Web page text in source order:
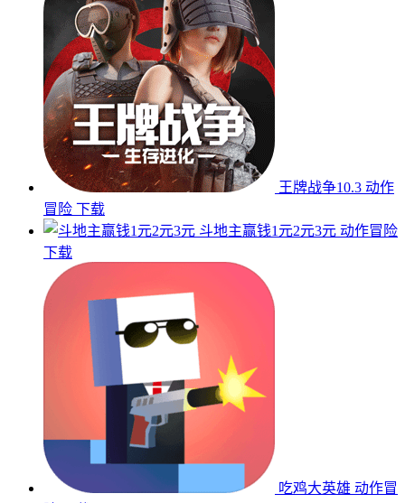
王牌战争10.3 动作
冒险 下载
斗地主赢钱1元2元3元 动作冒险
下载
吃鸡大英雄 动作冒